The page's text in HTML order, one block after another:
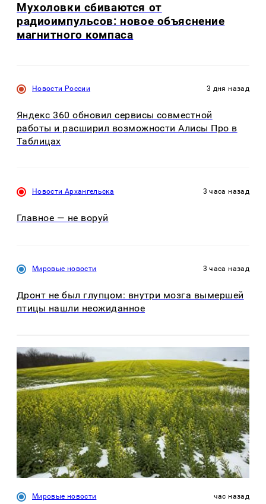
Мухоловки сбиваются от
радиоимпульсов: новое объяснение
магнитного компаса
Новости России 3 дня назад
Яндекс 360 обновил сервисы совместной
работы и расширил возможности Алисы Про в
Таблицах
Новости Архангельска 3 часа назад
Главное — не воруй
Мировые новости 3 часа назад
Дронт не был глупцом: внутри мозга вымершей
птицы нашли неожиданное
Мировые новости час назад